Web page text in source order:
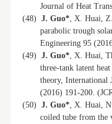
Journal of Heat
(48) J. Guo*, X. Huai,
parabolic trough
Engineering 95
(49) J. Guo*, X. Huai,
three-tank latent heat
theory, International
(2016) 191-200.
(50) J. Guo*, X. Huai,
coiled tube from the